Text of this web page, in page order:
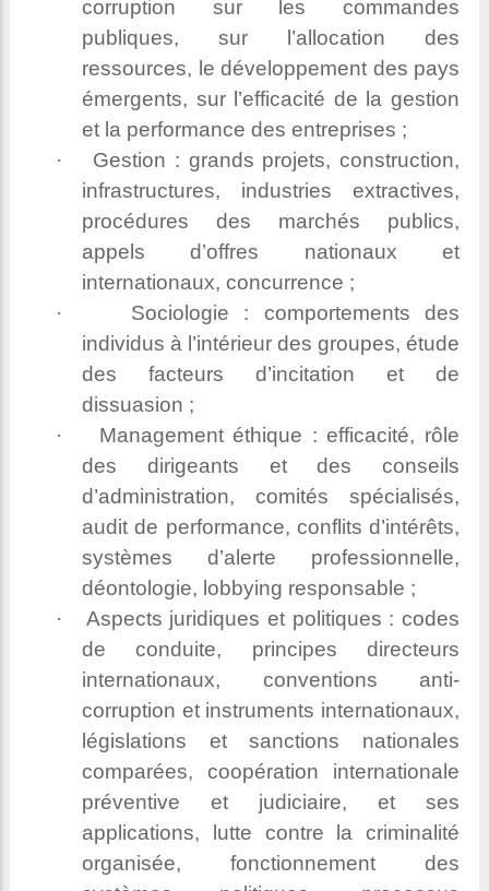
corruption sur les commandes
publiques, sur l’allocation des
ressources, le développement des pays
émergents, sur l’efficacité de la gestion
et la performance des entreprises ;
·
Gestion : grands projets, construction,
infrastructures, industries extractives,
procédures des marchés publics,
appels d’offres nationaux et
internationaux, concurrence ;
·
Sociologie : comportements des
individus à l’intérieur des groupes, étude
des facteurs d’incitation et de
dissuasion ;
·
Management éthique : efficacité, rôle
des dirigeants et des conseils
d’administration, comités spécialisés,
audit de performance, conflits d’intérêts,
systèmes d’alerte professionnelle,
déontologie, lobbying responsable ;
·
Aspects juridiques et politiques : codes
de conduite, principes directeurs
internationaux, conventions anti-
corruption et instruments internationaux,
législations et sanctions nationales
comparées, coopération internationale
préventive et judiciaire, et ses
applications, lutte contre la criminalité
organisée, fonctionnement des